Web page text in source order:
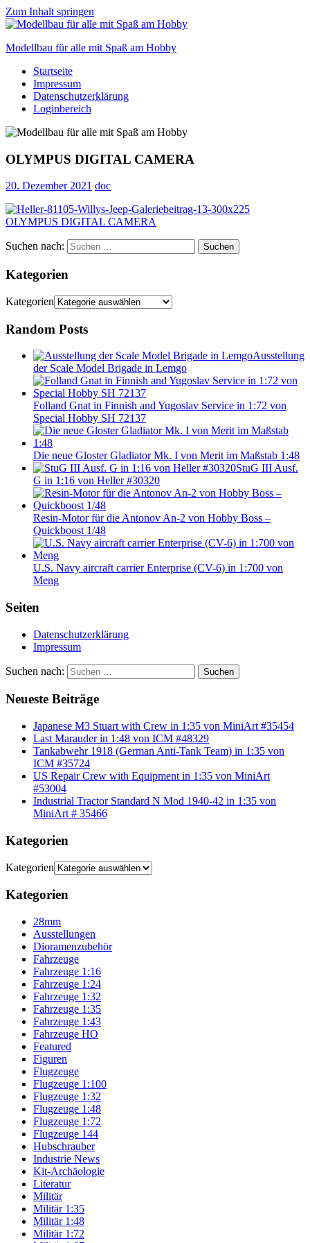
Zum Inhalt springen
Modellbau für alle mit Spaß am Hobby
Scale
modelling
to
Startseite
Impressum
Datenschutzerklärung
Loginbereich
OLYMPUS DIGITAL CAMERA
20. Dezember 2021 doc
Suchen nach: Suchen
Kategorien
Kategorien
Random Posts
Ausstellung
der Scale Model Brigade in Lemgo
Folland Gnat in Finnish and Yugoslav Service in 1:72 von
Special Hobby SH 72137
Die neue Gloster Gladiator Mk. I von Merit im Maßstab 1:48
StuG III Ausf.
G in 1:16 von Heller #30320
Resin-Motor für die Antonov An-2 von Hobby Boss –
Quickboost 1/48
U.S. Navy aircraft carrier Enterprise (CV-6) in 1:700 von
Meng
Seiten
Datenschutzerklärung
Impressum
Suchen nach: Suchen
Neueste Beiträge
Japanese M3 Stuart with Crew in 1:35 von MiniArt #35454
Last Marauder in 1:48 von ICM #48329
Tankabwehr 1918 (German Anti-Tank Team) in 1:35 von
ICM #35724
US Repair Crew with Equipment in 1:35 von MiniArt
#53004
Industrial Tractor Standard N Mod 1940-42 in 1:35 von
MiniArt # 35466
Kategorien
Kategorien
Kategorien
28mm
Ausstellungen
Dioramenzubehör
Fahrzeuge
Fahrzeuge 1:16
Fahrzeuge 1:24
Fahrzeuge 1:32
Fahrzeuge 1:35
Fahrzeuge 1:43
Fahrzeuge HO
Featured
Figuren
Flugzeuge
Flugzeuge 1:100
Flugzeuge 1:32
Flugzeuge 1:48
Flugzeuge 1:72
Flugzeuge 144
Hubschrauber
Industrie News
Kit-Archäologie
Literatur
Militär
Militär 1:35
Militär 1:48
Militär 1:72